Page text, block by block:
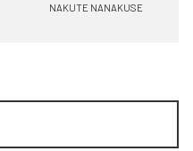
NAKUTE NANAKUSE